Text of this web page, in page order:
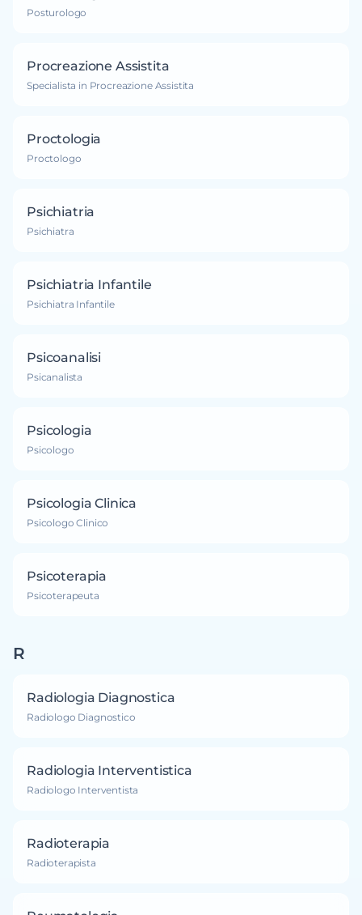
Posturologo
Procreazione Assistita
Specialista in Procreazione Assistita
Proctologia
Proctologo
Psichiatria
Psichiatra
Psichiatria Infantile
Psichiatra Infantile
Psicoanalisi
Psicanalista
Psicologia
Psicologo
Psicologia Clinica
Psicologo Clinico
Psicoterapia
Psicoterapeuta
R
Radiologia Diagnostica
Radiologo Diagnostico
Radiologia Interventistica
Radiologo Interventista
Radioterapia
Radioterapista